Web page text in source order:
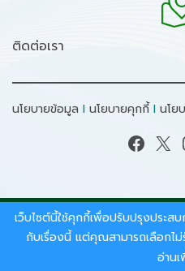
ติดต่อเรา
นโยบายข้อมูล I นโยบายคุกกี้ I นโย
Facebook X
สงวนลิขสิทธิ์ © 2026 -
ทรัพยากรธรรมชา
เว็บไซต์นี้ใช้คุกกี้เพื่อปรับปรุงประ
กับเรื่องนี้ แต่คุณสามารถเลือกไ
อ่าน